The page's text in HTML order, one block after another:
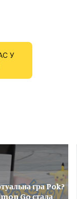
У
гра Pok?
mon Go стала